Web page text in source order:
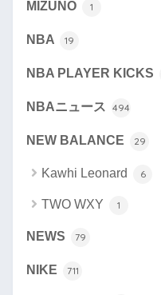
MIZUNO 1
NBA 19
NBA PLAYER KICKS
NBAニュース 494
NEW BALANCE 29
Kawhi Leonard 6
TWO WXY 1
NEWS 79
NIKE 711